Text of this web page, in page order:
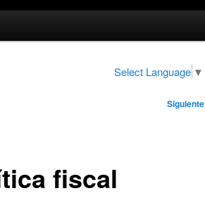
Select Language ▼
Siguiente
fiscal